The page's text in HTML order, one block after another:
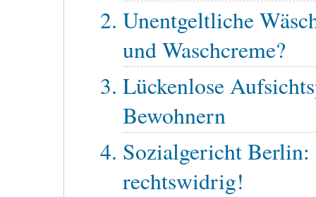
Unentgeltliche
und Waschcreme?
Lückenlose
Bewohnern
Sozialgericht
rechtswidrig!